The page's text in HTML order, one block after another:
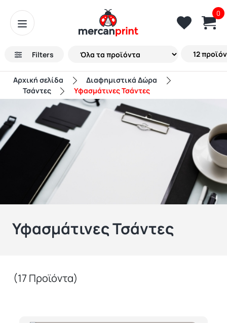
0
Filters
Αρχική σελίδα
Διαφημιστικά Δώρα
Τσάντες
Υφασμάτινες Τσάντες
Υφασμάτινες Τσάντες
(17 Προϊόντα)